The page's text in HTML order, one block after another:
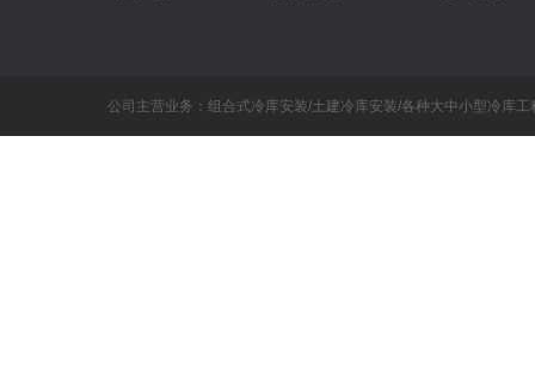
公司主营业务：组合式冷库安装/土建冷库安装/各种大中小型冷库